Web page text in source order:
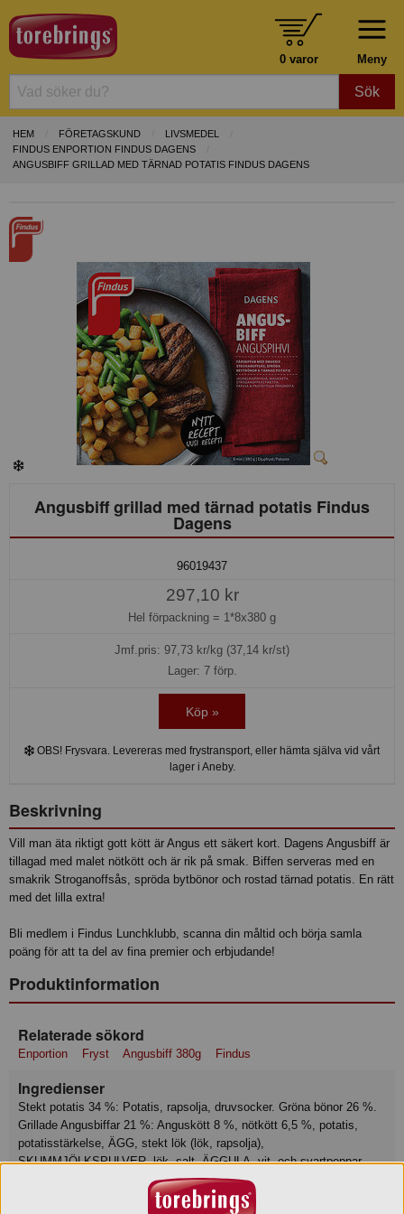
Meny
0 varor
Sök
HEM FÖRETAGSKUND
LIVSMEDEL
FINDUS ENPORTION FINDUS DAGENS
ANGUSBIFF GRILLAD MED TÄRNAD POTATIS FINDUS DAGENS
Angusbiff grillad med tärnad potatis Findus
Dagens
96019437
297,10 kr
Hel förpackning = 1*8x380 g
Jmf.pris: 97,73 kr/kg (37,14 kr/st)
Lager: 7 förp.
Köp »
OBS! Frysvara. Levereras med frystransport, eller hämta själva vid vårt
lager i Aneby.
Beskrivning
Vill man äta riktigt gott kött är Angus ett säkert kort. Dagens Angusbiff är
tillagad med malet nötkött och är rik på smak. Biffen serveras med en
smakrik Stroganoffsås, spröda bytbönor och rostad tärnad potatis. En rätt
med det lilla extra!
Bli medlem i Findus Lunchklubb, scanna din måltid och börja samla
poäng för att ta del av fina premier och erbjudande!
Produktinformation
Relaterade sökord
Enportion Fryst Angusbiff 380g Findus
Ingredienser
Stekt potatis 34 %: Potatis, rapsolja, druvsocker. Gröna bönor 26 %.
Grillade Angusbiffar 21 %: Anguskött 8 %, nötkött 6,5 %, potatis,
potatisstärkelse, ÄGG, stekt lök (lök, rapsolja),
SKUMMJÖLKSPULVER, lök, salt, ÄGGULA, vit- och svartpeppar.
Tomatsås 18 %: SKUMMJÖLK, tomatpuré, champinjoner, vatten,
paprika, lök, grädde (MJÖLK), majsstärkelse, rapsolja, kalkonbuljong